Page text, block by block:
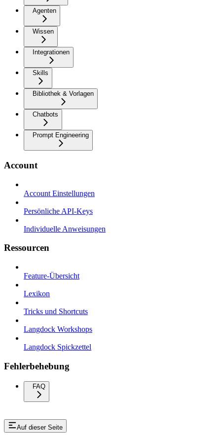
Agenten
Wissen
Integrationen
Skills
Bibliothek & Vorlagen
Chatbots
Prompt Engineering
Account
Account Einstellungen
Persönliche API-Keys
Individuelle Anweisungen
Ressourcen
Feature-Übersicht
Lexikon
Tricks und Shortcuts
Langdock Workshops
Langdock Spickzettel
Fehlerbehebung
FAQ
Auf dieser Seite